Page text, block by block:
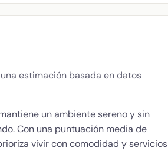
estimación basada en datos
un ambiente sereno y sin
Con una puntuación media de
vivir con comodidad y servicios